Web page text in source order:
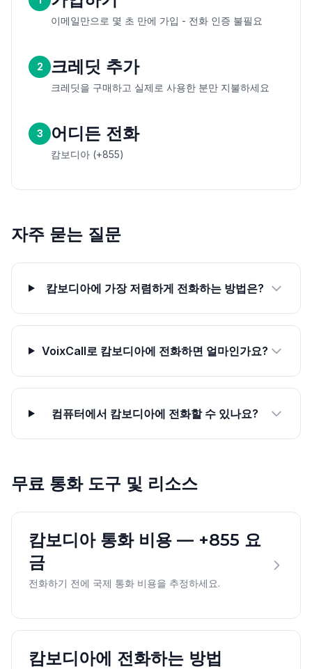
이메일만으로 몇 초 만에 가입 - 전화 인증 불필요
2 크레딧 추가
크레딧을 구매하고 실제로 사용한 분만 지불하세요
3 어디든 전화
캄보디아 (+855)
자주 묻는 질문
캄보디아에 가장 저렴하게 전화하는 방법은?
VoixCall로 캄보디아에 전화하면 얼마인가요?
컴퓨터에서 캄보디아에 전화할 수 있나요?
무료 통화 도구 및 리소스
캄보디아 통화 비용 — +855 요
금
전화하기 전에 국제 통화 비용을 추정하세요.
캄보디아에 전화하는 방법